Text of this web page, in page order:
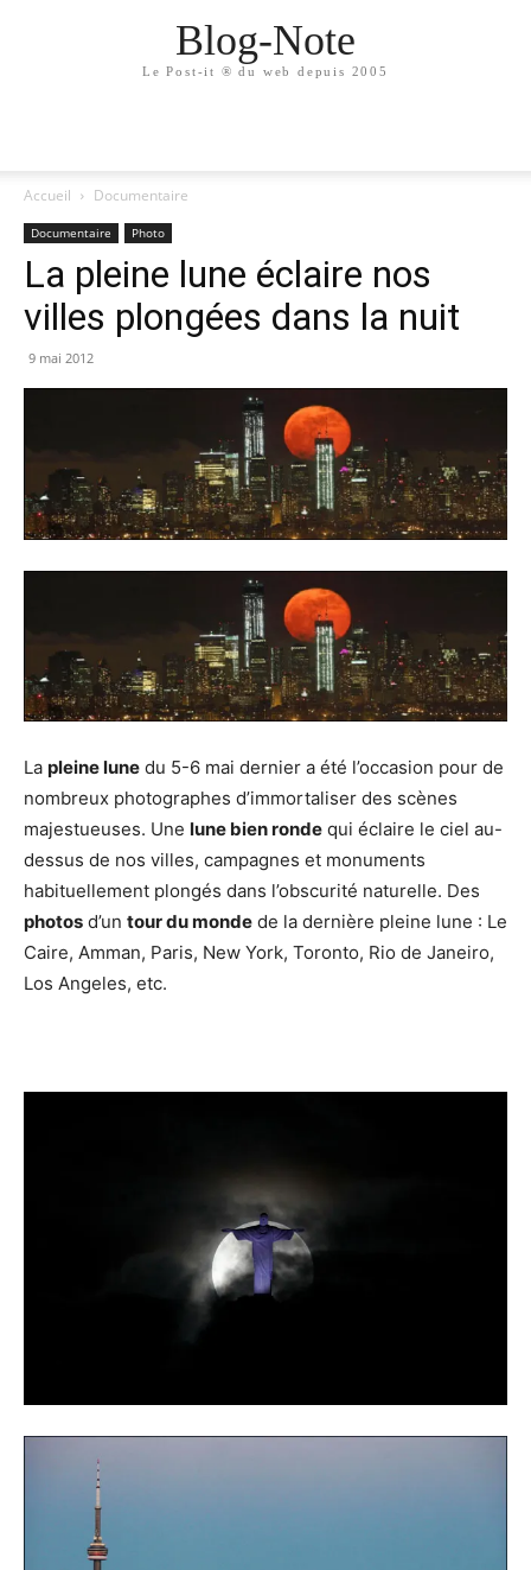
Blog-Note
Le Post-it ® du web depuis 2005
Accueil Documentaire
Documentaire Photo
La pleine lune éclaire nos
villes plongées dans la nuit
9 mai 2012
La pleine lune du 5-6 mai dernier a été l’occasion pour de
nombreux photographes d’immortaliser des scènes
majestueuses. Une lune bien ronde qui éclaire le ciel au-
dessus de nos villes, campagnes et monuments
habituellement plongés dans l’obscurité naturelle. Des
photos d’un tour du monde de la dernière pleine lune : Le
Caire, Amman, Paris, New York, Toronto, Rio de Janeiro,
Los Angeles, etc.